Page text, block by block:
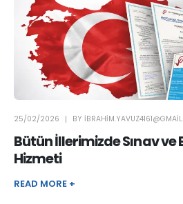
25/02/2026 BY
Bütün İllerimizde Sınav
Hizmeti
READ MORE +